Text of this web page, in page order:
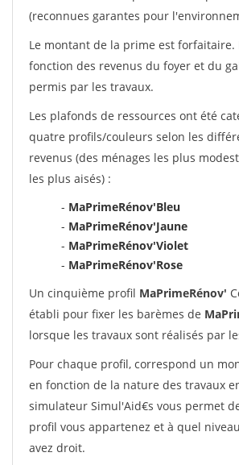
(reconnues garantes pour
Le montant de la prime est forfaitaire.
fonction des revenus du foyer et du
permis par les travaux.
Les plafonds de ressources ont été
quatre profils/couleurs selon les
revenus (des ménages les plus
les plus aisés) :
- MaPrimeRénov'Bleu
- MaPrimeRénov'Jaune
- MaPrimeRénov'Violet
- MaPrimeRénov'Rose
Un cinquième profil MaPrimeRénov'
établi pour fixer les barèmes de
lorsque les travaux sont réalisés par
Pour chaque profil, correspond un
en fonction de la nature des travaux
simulateur Simul'Aid€s vous permet
profil vous appartenez et à quel
avez droit.